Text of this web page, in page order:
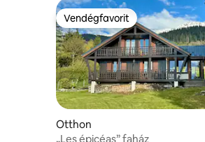
Vendégfavorit
Vendégfavorit
Otthon
„Les épicéas” faház